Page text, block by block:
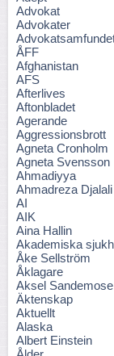
Advokat
Advokater
ÅFF
Afghanistan
AFS
Afterlives
Aftonbladet
Agerande
Aggressionsbrott
Agneta Cronholm
Agneta Svensson
Ahmadiyya
Ahmadreza Djalali
AI
AIK
Aina Hallin
Akademiska
Åke Sellström
Åklagare
Aksel Sandemose
Äktenskap
Aktuellt
Alaska
Albert Einstein